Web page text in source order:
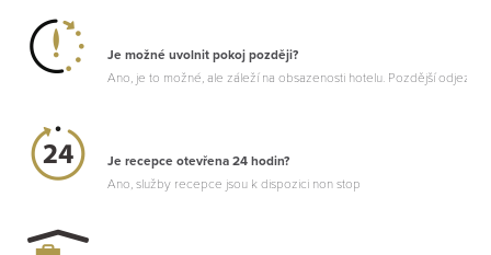
Je možné uvolnit pokoj později?
Ano, je to možné, ale záleží na obsazenosti hotelu. Pozdější odjezd
Je recepce otevřena 24 hodin?
Ano, služby recepce jsou k dispozici non stop